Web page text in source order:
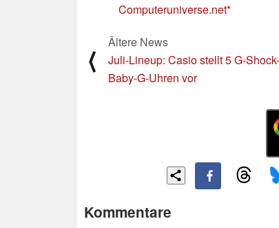
Computeruniverse.net
⟨
Ältere News
Juli-Lineup: Casio stellt 5 G-
Baby-G-Uhren vor
Kommentare